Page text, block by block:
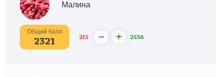
Малина
Общий балл
2321 215 – + 2536